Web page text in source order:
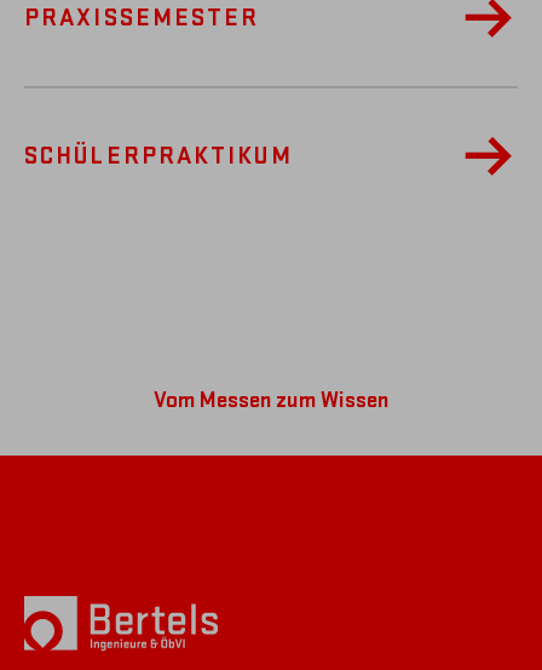
PRAXISSEMESTER
SCHÜLER­PRAKTIKUM
Vom Messen zum Wissen